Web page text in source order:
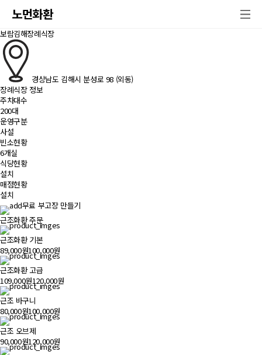
노먼화환
보람김해장례식장
경상남도 김해시 분성로 98 (외동)
장례식장 정보
주차대수
200대
운영구분
사설
빈소현황
6개실
식당현황
설치
매점현황
설치
무료 부고장 만들기
근조화환 주문
근조화환 기본
89,000원100,000원
근조화환 고급
109,000원120,000원
근조 바구니
80,000원100,000원
근조 오브제
90,000원120,000원